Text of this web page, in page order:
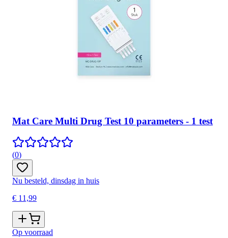
Mat Care Multi Drug Test 10 parameters - 1 test
(0)
Nu besteld, dinsdag in huis
€ 11,99
Op voorraad